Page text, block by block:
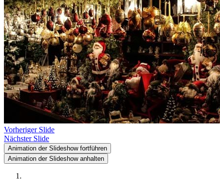
Vorheriger Slide
Nächster Slide
Animation der Slideshow fortführen
Animation der Slideshow anhalten